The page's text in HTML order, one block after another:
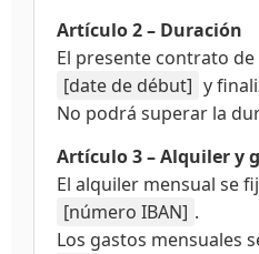
Artículo 2 – Duración
El presente contrato
[date de début] y
No podrá superar la
Artículo 3 – Alquiler y
El alquiler mensual se
[número IBAN] .
Los gastos mensuales